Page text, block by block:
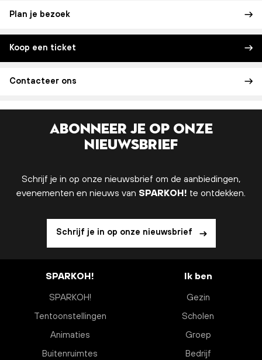
Plan je bezoek
Koop een ticket
Contacteer ons
Abonneer je op onze
nieuwsbrief
Schrijf je in op onze nieuwsbrief om de aanbiedingen,
evenementen en nieuws van SPARKOH! te ontdekken.
Schrijf je in op onze nieuwsbrief
SPARKOH!
SPARKOH!
Tentoonstellingen
Animaties
Buitenruimtes
Ik ben
Gezin
Scholen
Groep
Bedrijf